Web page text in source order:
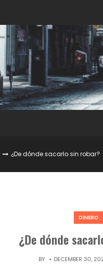
¿De dónde sacarlo sin robar?
DINERO
¿De dónde
BY DECEMBER 30,